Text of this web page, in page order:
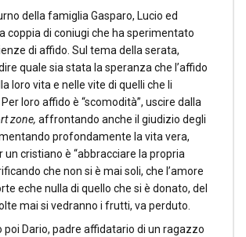
della famiglia Gasparo, Lucio ed
coppia di coniugi che ha sperimentato
di affido. Sul tema della serata,
quale sia stata la speranza che l’affido
loro vita e nelle vite di quelli che li
loro affido è “scomodità”, uscire dalla
zone, affrontando anche il giudizio degli
profondamente la vita vera,
un cristiano è “abbracciare la propria
che non si è mai soli, che l’amore
eche nulla di quello che si è donato, del
mai si vedranno i frutti, va perduto.
poi Dario, padre affidatario di un ragazzo